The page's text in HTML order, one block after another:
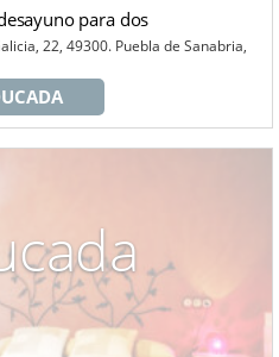
para dos
22, 49300. Puebla de Sanabria,